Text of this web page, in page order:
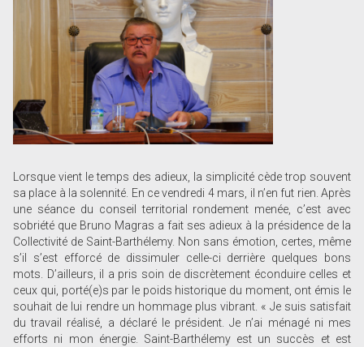
Lorsque vient le temps des adieux, la simplicité cède trop souvent
sa place à la solennité. En ce vendredi 4 mars, il n’en fut rien. Après
une séance du conseil territorial rondement menée, c’est avec
sobriété que Bruno Magras a fait ses adieux à la présidence de la
Collectivité de Saint-Barthélemy. Non sans émotion, certes, même
s’il s’est efforcé de dissimuler celle-ci derrière quelques bons
mots. D’ailleurs, il a pris soin de discrètement éconduire celles et
ceux qui, porté(e)s par le poids historique du moment, ont émis le
souhait de lui rendre un hommage plus vibrant. « Je suis satisfait
du travail réalisé, a déclaré le président. Je n’ai ménagé ni mes
efforts ni mon énergie. Saint-Barthélemy est un succès et est